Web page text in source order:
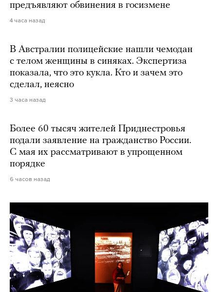
предъявляют обвинения в госизмене
4 часа назад
В Австралии полицейские нашли чемодан
с телом женщины в синяках. Экспертиза
показала, что это кукла. Кто и зачем это
сделал, неясно
3 часа назад
Более 60 тысяч жителей Приднестровья
подали заявление на гражданство России.
С мая их рассматривают в упрощенном
порядке
6 часов назад